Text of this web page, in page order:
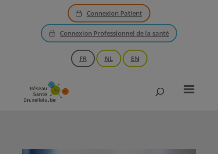
Connexion Patient
Connexion Professionnel de la santé
FR NL EN